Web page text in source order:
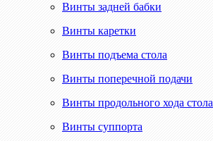
Винты задней бабки
Винты каретки
Винты подъема стола
Винты поперечной подачи
Винты продольного хода стола
Винты суппорта